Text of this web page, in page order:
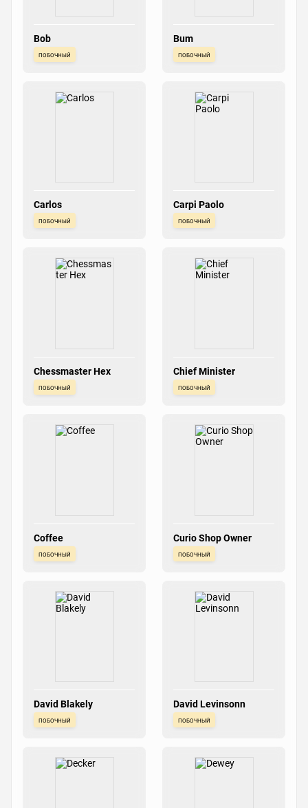
Bob
побочный
Bum
побочный
Carlos
побочный
Carpi Paolo
побочный
Chessmaster Hex
побочный
Chief Minister
побочный
Coffee
побочный
Curio Shop Owner
побочный
David Blakely
побочный
David Levinsonn
побочный